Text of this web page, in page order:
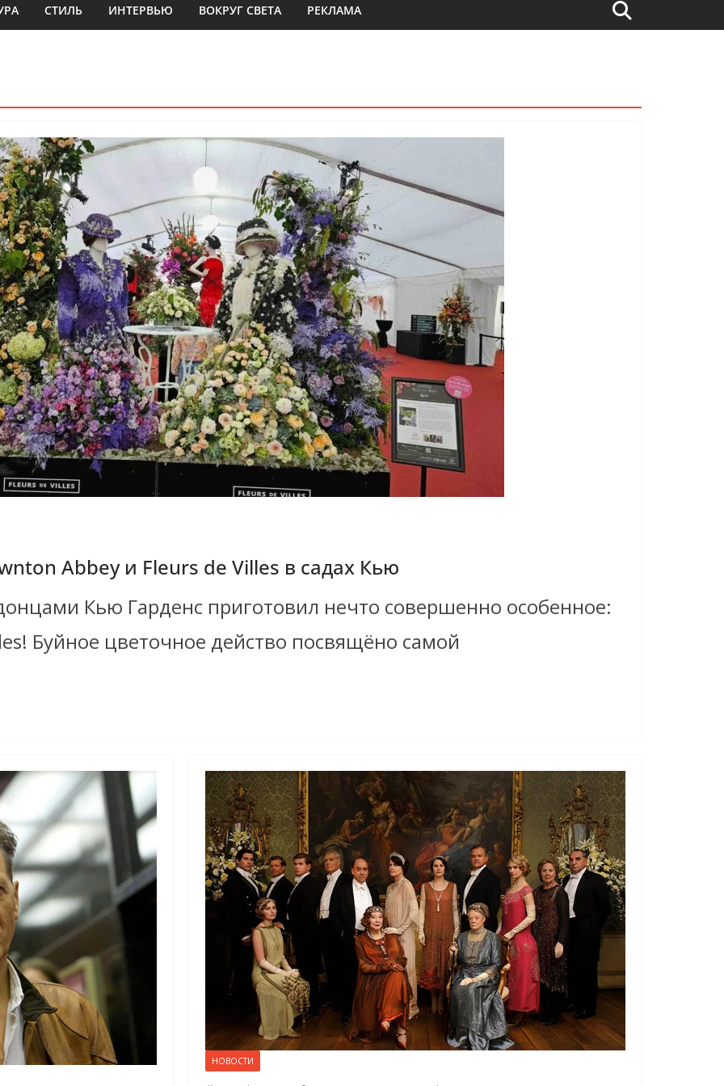
СТИЛЬ ИНТЕРВЬЮ ВОКРУГ СВЕТА РЕКЛАМА
Abbey и Fleurs de Villes в садах Кью
Кью Гарденс приготовил нечто совершенно особенное:
Буйное цветочное действо посвящёно самой
НОВОСТИ